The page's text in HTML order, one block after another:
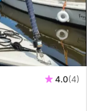
4.0(4)